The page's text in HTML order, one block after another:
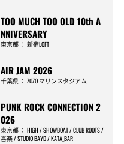
TOO MUCH TOO OLD 10th A
NNIVERSARY
東京都 ：新宿LOFT
AIR JAM 2026
千葉県 ：ZOZO マリンスタジアム
PUNK ROCK CONNECTION 2
026
東京都 ：HIGH / SHOWBOAT / CLUB ROOTS /
喜楽 / STUDIO BAYD / KATA_BAR